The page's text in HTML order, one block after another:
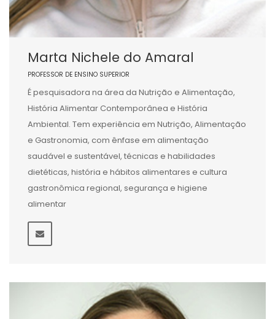
Marta Nichele do Amaral
PROFESSOR DE ENSINO SUPERIOR
É pesquisadora na área da Nutrição e Alimentação,
História Alimentar Contemporânea e História
Ambiental. Tem experiência em Nutrição, Alimentação
e Gastronomia, com ênfase em alimentação
saudável e sustentável, técnicas e habilidades
dietéticas, história e hábitos alimentares e cultura
gastronômica regional, segurança e higiene
alimentar